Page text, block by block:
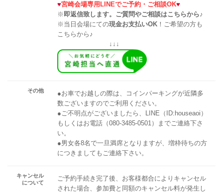
♥宮崎会場専用LINEでご予約・ご相談OK♥
※ 即返信致します。ご質問やご相談はこちらから♪
※当日会場にての現金お支払いOK ！ご希望の方も
こちらから♪
↓↓↓
その他
●お車でお越しの際は、コインパーキングが近隣多
数ございますのでご利用ください。
●ご不明点がございましたら、LINE（ID:houseaoi）
もしくはお電話（080-3485-0501）までご連絡下さ
い。
●男女各8名で一旦満席となりますが、増枠待ちの方
につきましてもご連絡下さい。
キャンセル
について
ご予約手続き完了後、お客様都合によりキャンセル
された場合、参加費と同額のキャンセル料が発生し